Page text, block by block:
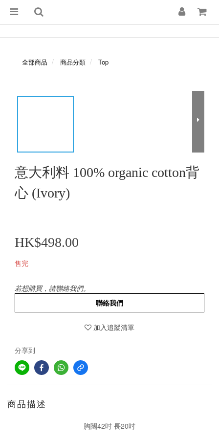
全部商品 商品分類 Top
意大利料 100% organic cotton背
心 (Ivory)
HK$498.00
售完
若想購買，請聯絡我們。
聯絡我們
加入追蹤清單
分享到
商品描述
胸闊42吋 長20吋